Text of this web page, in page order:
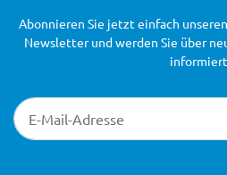
Newsletter-Registrierung
Abonnieren Sie jetzt einfach
Newsletter und werden Sie über